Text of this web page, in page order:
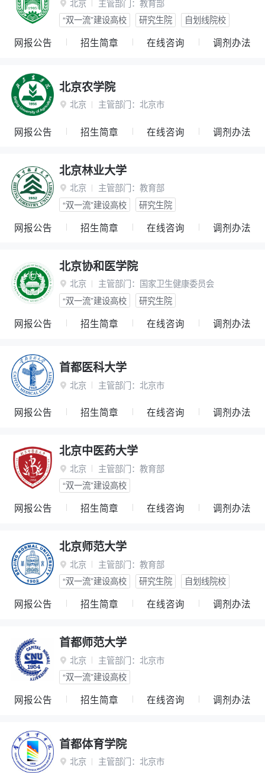
 北京 主管部门： 教育部
“双一流”建设高校
研究生院 自划线院校
网报公告 招生简章 在线咨询 调剂办法
北京农学院
 北京 主管部门： 北京市
网报公告 招生简章 在线咨询 调剂办法
北京林业大学
 北京 主管部门： 教育部
“双一流”建设高校
研究生院
网报公告 招生简章 在线咨询 调剂办法
北京协和医学院
 北京 主管部门： 国家卫生健康委员会
“双一流”建设高校
研究生院
网报公告 招生简章 在线咨询 调剂办法
首都医科大学
 北京 主管部门： 北京市
网报公告 招生简章 在线咨询 调剂办法
北京中医药大学
 北京 主管部门： 教育部
“双一流”建设高校
网报公告 招生简章 在线咨询 调剂办法
北京师范大学
 北京 主管部门： 教育部
“双一流”建设高校
研究生院 自划线院校
网报公告 招生简章 在线咨询 调剂办法
首都师范大学
 北京 主管部门： 北京市
“双一流”建设高校
网报公告 招生简章 在线咨询 调剂办法
首都体育学院
 北京 主管部门： 北京市